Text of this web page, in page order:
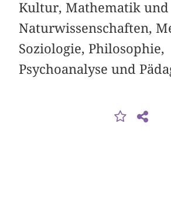
Kultur, Mathematik und
Naturwissenschaften,
Soziologie, Philosophie,
Psychoanalyse und